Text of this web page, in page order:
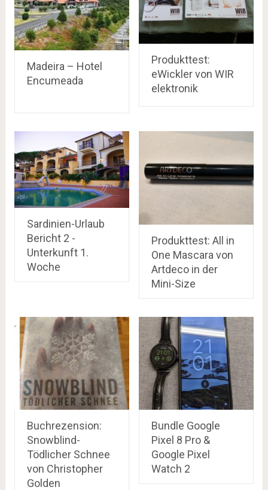
Madeira – Hotel
Encumeada
Produkttest:
eWickler von WIR
elektronik
Sardinien-Urlaub
Bericht 2 -
Unterkunft 1.
Woche
Produkttest: All in
One Mascara von
Artdeco in der
Mini-Size
Buchrezension:
Snowblind-
Tödlicher Schnee
von Christopher
Golden
Bundle Google
Pixel 8 Pro &
Google Pixel
Watch 2